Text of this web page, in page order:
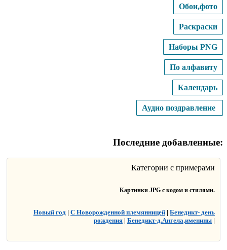
Обои,фото
Раскраски
Наборы PNG
По алфавиту
Календарь
Аудио поздравление
Последние добавленные:
Категории с примерами
Картинки JPG с кодом и стилями.
Новый год | С Новорожденной племянницей | Бенедикт- день
рождения | Бенедикт-д.Ангела,именины |